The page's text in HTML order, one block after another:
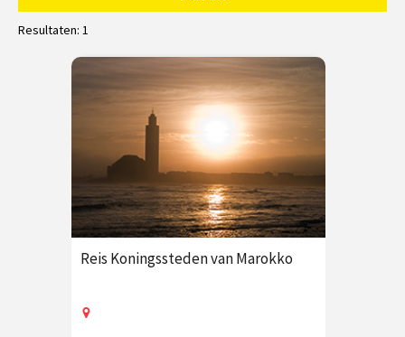
Resultaten: 1
Reis Koningssteden van Marokko